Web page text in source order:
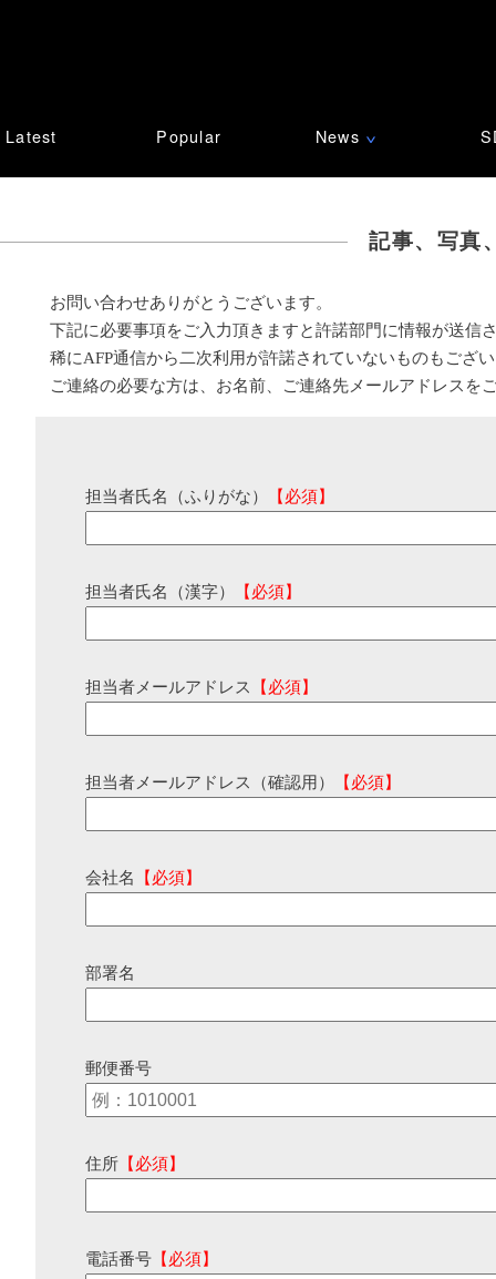
Latest Popular News ∨
記事、写真
お問い合わせありがとうございます。
下記に必要事項をご入力頂きますと許諾部門に情報が送信
稀にAFP通信から二次利用が許諾されていないものもござ
ご連絡の必要な方は、お名前、ご連絡先メールアドレスを
担当者氏名（ふりがな） 【必須】
担当者氏名（漢字） 【必須】
担当者メールアドレス 【必須】
担当者メールアドレス（確認用） 【必須】
会社名 【必須】
部署名
郵便番号
住所 【必須】
電話番号 【必須】